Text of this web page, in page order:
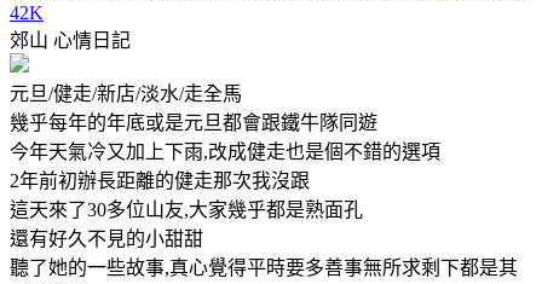
42K
郊山 心情日記
元旦/健走/新店/淡水/走全馬
幾乎每年的年底或是元旦都會跟鐵牛隊同遊
今年天氣冷又加上下雨,改成健走也是個不錯的選項
2年前初辦長距離的健走那次我沒跟
這天來了30多位山友,大家幾乎都是熟面孔
還有好久不見的小甜甜
聽了她的一些故事,真心覺得平時要多善事無所求剩下都是其